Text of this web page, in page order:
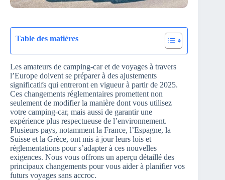
Table des matières
Les amateurs de camping-car et de voyages à travers
l’Europe doivent se préparer à des ajustements
significatifs qui entreront en vigueur à partir de 2025.
Ces changements réglementaires promettent non
seulement de modifier la manière dont vous utilisez
votre camping-car, mais aussi de garantir une
expérience plus respectueuse de l’environnement.
Plusieurs pays, notamment la France, l’Espagne, la
Suisse et la Grèce, ont mis à jour leurs lois et
réglementations pour s’adapter à ces nouvelles
exigences. Nous vous offrons un aperçu détaillé des
principaux changements pour vous aider à planifier vos
futurs voyages sans accroc.